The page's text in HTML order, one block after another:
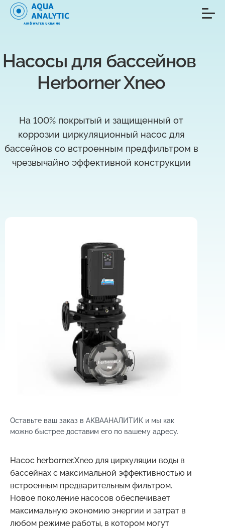
Насосы для бассейнов
Herborner Xneo
На 100% покрытый и защищенный от
коррозии циркуляционный насос для
бассейнов со встроенным предфильтром в
чрезвычайно эффективной конструкции
Оставьте ваш заказ в АКВААНАЛИТИК и мы как
можно быстрее доставим его по вашему адресу.
Насос herborner.Xneo для циркуляции воды в
бассейнах с максимальной эффективностью и
встроенным предварительным фильтром.
Новое поколение насосов обеспечивает
максимальную экономию энергии и затрат в
любом режиме работы, в котором могут